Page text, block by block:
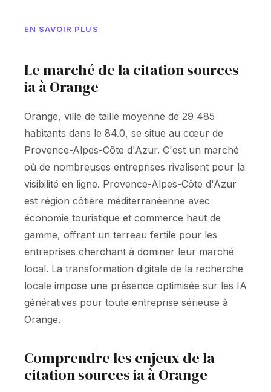
EN SAVOIR PLUS
Le marché de la citation sources
ia à Orange
Orange, ville de taille moyenne de 29 485
habitants dans le 84.0, se situe au cœur de
Provence-Alpes-Côte d'Azur. C'est un marché
où de nombreuses entreprises rivalisent pour la
visibilité en ligne. Provence-Alpes-Côte d'Azur
est région côtière méditerranéenne avec
économie touristique et commerce haut de
gamme, offrant un terreau fertile pour les
entreprises cherchant à dominer leur marché
local. La transformation digitale de la recherche
locale impose une présence optimisée sur les IA
génératives pour toute entreprise sérieuse à
Orange.
Comprendre les enjeux de la
citation sources ia à Orange